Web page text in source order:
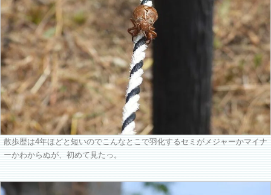
散歩歴は4年ほどと短いのでこんなとこで羽化するセミがメジャーかマイナ
ーかわからぬが、初めて見たっ。